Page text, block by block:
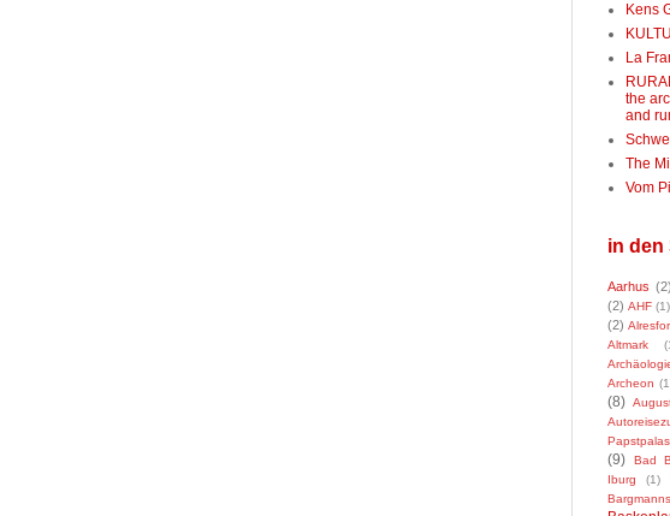
Kens
La
the
and
The
Vom
in den
Aarhus (2)
(2) AHF (1)
(2)
Altmark
Archeon
(8)
(9)
Bad
Iburg
(1)